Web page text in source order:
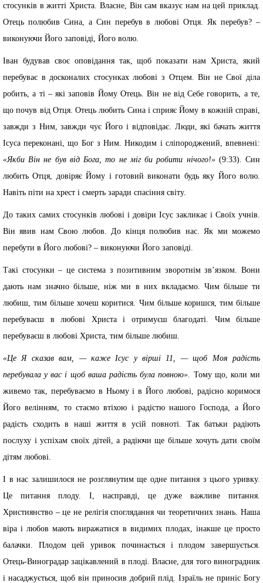
стосунків в житті Христа. Власне, Він сам вказує нам на цей приклад.
Отець полюбив Сина, а Син перебув в любові Отця. Як перебув? –
виконуючи Його заповіді, Його волю.
Іван будував своє оповідання так, щоб показати нам Христа, який
перебуває в досконалих стосунках любові з Отцем. Він не Свої діла
робить, а ті – які заповів Йому Отець. Він не від Себе говорить, а те,
що почув від Отця. Отець любить Сина і сприяє Йому в кожній справі,
завжди з Ним, завжди чує Його і відповідає. Люди, які бачать життя
Ісуса переконані, що Бог з Ним. Никодим і сліпороджений, впевнені :
«Якби Він не був від Бога, то не міг би робити нічого!»(9:33). Син
любить Отця, довіряє Йому і готовий виконати будь яку Його волю.
Навіть піти на хрест і смерть заради спасіння світу.
До таких самих стосунків любові і довіри Ісус закликає і Своїх учнів.
Він явив нам Свою любов. До кінця полюбив нас. Як ми можемо
перебути в Його любові? – виконуючи Його заповіді.
Такі стосунки – це система з позитивним зворотнім зв’язком. Вони
дають нам значно більше, ніж ми в них вкладаємо. Чим більше ти
любиш, тим більше хочеш коритися. Чим більше коришся, тим більше
перебуваєш в любові Христа і отримуєш благодаті. Чим більше
перебуваєш в любові Христа, тим більше любиш.
«Це Я сказав вам, — каже Ісус у вірші 11, — щоб Моя радість
перебувала у вас і щоб ваша радість була повною» . Тому що, коли ми
живемо так, перебуваємо в Ньому і в Його любові, радісно коримося
Його велінням, то стаємо втіхою і радістю нашого Господа, а Його
радість сходить в наші життя в усій повноті. Так батьки радіють
послуху і успіхам своїх дітей, а радіючи ще більше хочуть дати своїм
дітям любові.
І в нас залишилося не розглянутим ще одне питання з цього уривку.
Це питання плоду. І, насправді, це дуже важливе питання.
Християнство – це не релігія споглядання чи теоретичних знань. Наша
віра і любов мають виражатися в видимих плодах, інакше це просто
балачки. Плодом цей уривок починається і плодом завершується.
Отець-Виноградар зацікавлений в плоді. Власне, для того виноградник
і насаджується, щоб він приносив добрий плід. Ізраїль не приніс Богу